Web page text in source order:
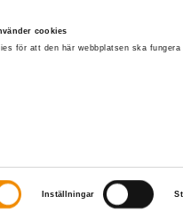
cookies
för att den här webbplatsen ska
Inställningar